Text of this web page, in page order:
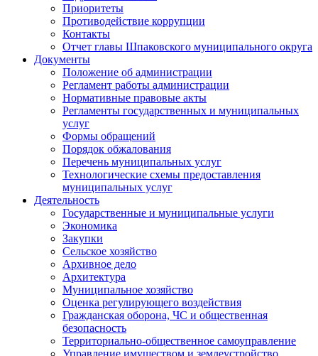
Приоритеты
Противодействие коррупции
Контакты
Отчет главы Шпаковского муниципального округа
Документы
Положение об администрации
Регламент работы администрации
Нормативные правовые акты
Регламенты государственных и муниципальных
услуг
Формы обращений
Порядок обжалования
Перечень муниципальных услуг
Технологические схемы предоставления
муниципальных услуг
Деятельность
Государственные и муниципальные услуги
Экономика
Закупки
Сельское хозяйство
Архивное дело
Архитектура
Муниципальное хозяйство
Оценка регулирующего воздействия
Гражданская оборона, ЧС и общественная
безопасность
Территориально-общественное самоуправление